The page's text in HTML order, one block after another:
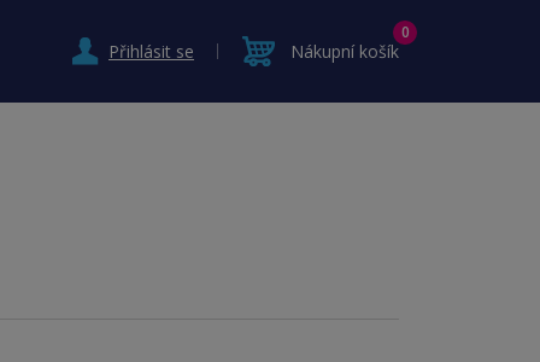
Přihlásit se Nákupní košík
0